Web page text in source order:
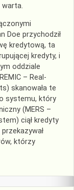
warta.
Doe przychodził
kredytową, ta
kredyty, i
oddziale
– Real-
skanowała te
systemu, który
(MERS –
ciął kredyty
którzy